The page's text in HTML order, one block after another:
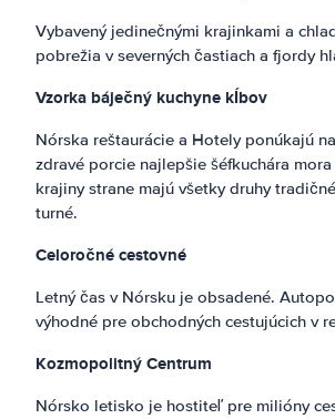
Vybavený jedinečnými krajinkami a
pobrežia v severných častiach a fjordy
Vzorka báječný kuchyne kĺbov
Nórska reštaurácie a Hotely ponúkajú
zdravé porcie najlepšie šéfkuchára
krajiny strane majú všetky druhy
turné.
Celoročné cestovné
Letný čas v Nórsku je obsadené.
výhodné pre obchodných cestujúcich v
KozmopolitnýCentrum
Nórsko letisko je hostiteľ pre milióny